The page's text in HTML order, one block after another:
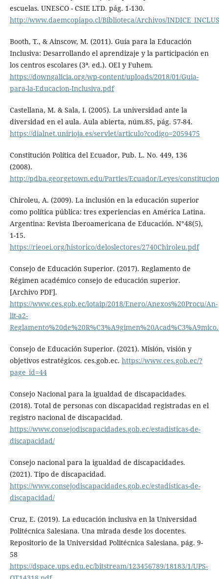
escuelas. UNESCO - CSIE LTD. pág. 1-130.
http://www.daemcopiapo.cl/Biblioteca/Archivos/
Booth, T., & Ainscow, M. (2011). Guía para la Educación
Inclusiva: Desarrollando el aprendizaje y la participación en
los centros escolares (3ª. ed.). OEI y Fuhem.
https://downgalicia.org/wp-content/uploads/2018/01/Guia-
para-la-Educacion-Inclusiva.pdf
Castellana, M. & Sala, I. (2005). La universidad ante la
diversidad en el aula. Aula abierta, núm.85, pág. 57-84.
https://dialnet.unirioja.es/servlet/articulo?codigo=2059475
Constitución Política del Ecuador, Pub. L. No. 449, 136
(2008).
http://pdba.georgetown.edu/Parties/Ecuador/Leyes/
Chiroleu, A. (2009). La inclusión en la educación superior
como política pública: tres experiencias en América Latina.
Argentina: Revista Iberoamericana de Educación. N°48(5),
1-15.
https://rieoei.org/historico/deloslectores/2740Chiroleu.pdf
Consejo de Educación Superior. (2017). Reglamento de
Régimen académico consejo de educación superior.
[Archivo PDF].
https://www.ces.gob.ec/lotaip/2018/Enero/Anexos%20Procu/An-
lit-a2-
Consejo de Educación Superior. (2021). Misión, visión y
objetivos estratégicos. ces.gob.ec. https://www.ces.gob.ec/?
page_id=44
Consejo Nacional para la igualdad de discapacidades.
(2018). Total de personas con discapacidad registradas en el
registro nacional de discapacidad.
https://www.consejodiscapacidades.gob.ec/estadisticas-de-
discapacidad/
Consejo nacional para la igualdad de discapacidades.
(2021). Tipo de discapacidad.
https://www.consejodiscapacidades.gob.ec/estadisticas-de-
discapacidad/
Cruz, E. (2019). La educación inclusiva en la Universidad
Politécnica Salesiana. Una mirada desde los docentes.
Repositorio de la Universidad Politécnica Salesiana. pág. 9-
58
https://dspace.ups.edu.ec/bitstream/123456789/18183/1/UPS-